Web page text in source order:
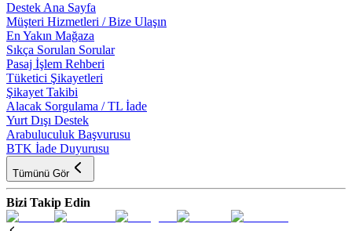
Destek Ana Sayfa
Müşteri Hizmetleri / Bize Ulaşın
En Yakın Mağaza
Sıkça Sorulan Sorular
Pasaj İşlem Rehberi
Tüketici Şikayetleri
Şikayet Takibi
Alacak Sorgulama / TL İade
Yurt Dışı Destek
Arabuluculuk Başvurusu
BTK İade Duyurusu
Tümünü Gör
Bizi Takip Edin